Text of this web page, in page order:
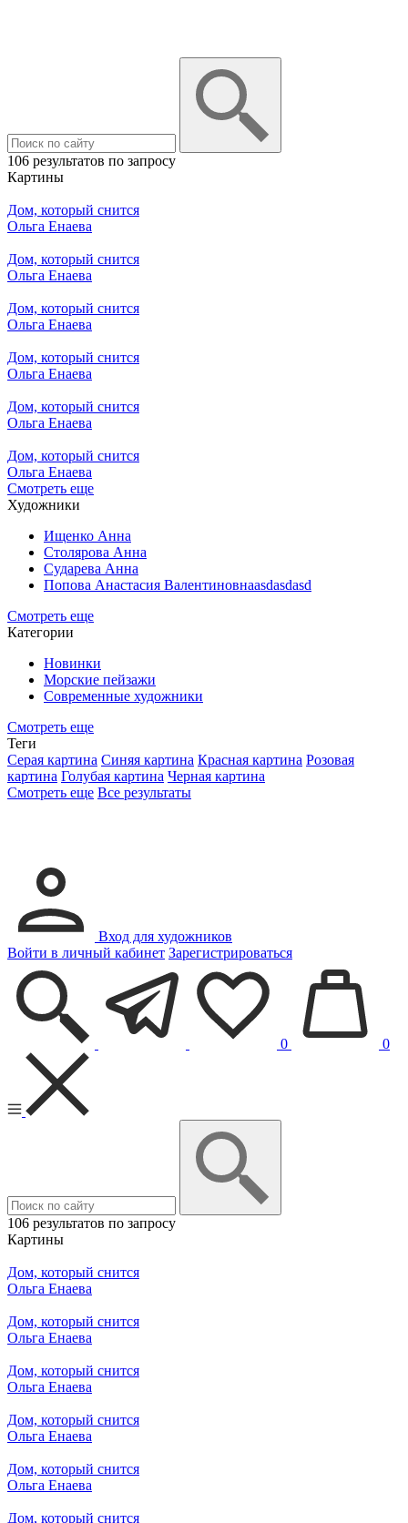
106 результатов по запросу
Картины
Дом, который снится
Ольга Енаева
Дом, который снится
Ольга Енаева
Дом, который снится
Ольга Енаева
Дом, который снится
Ольга Енаева
Дом, который снится
Ольга Енаева
Дом, который снится
Ольга Енаева
Смотреть еще
Художники
Ищенко Анна
Столярова Анна
Сударева Анна
Попова Анастасия Валентиновнаasdasdasd
Смотреть еще
Категории
Новинки
Морские пейзажи
Современные художники
Смотреть еще
Теги
Серая картина Синяя картина Красная картина Розовая
картина Голубая картина Черная картина
Смотреть еще Все результаты
Вход для художников
Войти в личный кабинет Зарегистрироваться
0 0
106 результатов по запросу
Картины
Дом, который снится
Ольга Енаева
Дом, который снится
Ольга Енаева
Дом, который снится
Ольга Енаева
Дом, который снится
Ольга Енаева
Дом, который снится
Ольга Енаева
Дом, который снится